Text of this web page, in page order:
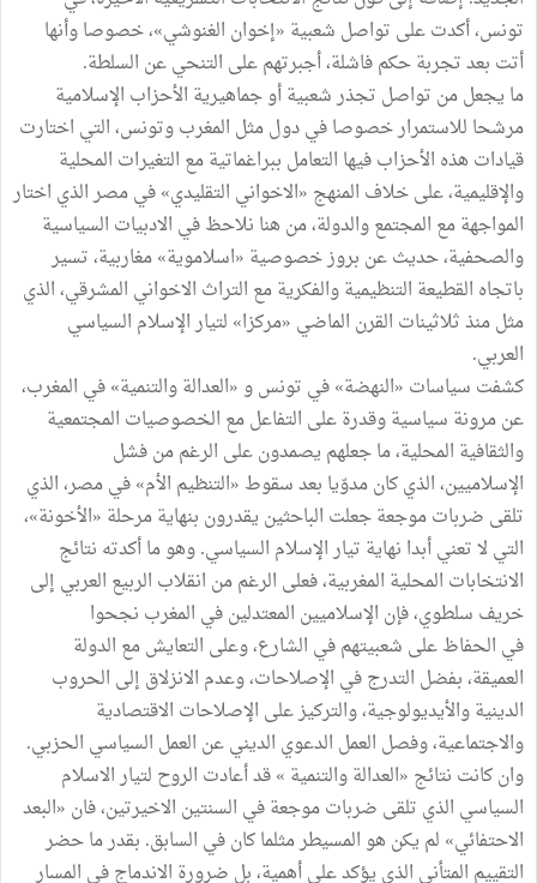
تونس، أكدت على تواصل شعبية «إخوان الغنوشي»، خصوصا وأنها
أتت بعد تجربة حكم فاشلة، أجبرتهم على التنحي عن السلطة.
ما يجعل من تواصل تجذر شعبية أو جماهيرية الأحزاب الإسلامية
مرشحا للاستمرار خصوصا في دول مثل المغرب وتونس، التي اختارت
قيادات هذه الأحزاب فيها التعامل ببراغماتية مع التغيرات المحلية
والإقليمية، على خلاف المنهج «الاخواني التقليدي» في مصر الذي اختار
المواجهة مع المجتمع والدولة، من هنا نلاحظ في الادبيات السياسية
والصحفية، حديث عن بروز خصوصية «اسلاموية» مغاربية، تسير
باتجاه القطيعة التنظيمية والفكرية مع التراث الاخواني المشرقي، الذي
مثل منذ ثلاثينات القرن الماضي «مركزا» لتيار الإسلام السياسي
العربي.
كشفت سياسات «النهضة» في تونس و «العدالة والتنمية» في المغرب،
عن مرونة سياسية وقدرة على التفاعل مع الخصوصيات المجتمعية
والثقافية المحلية، ما جعلهم يصمدون على الرغم من فشل
الإسلاميين، الذي كان مدوّيا بعد سقوط «التنظيم الأم» في مصر، الذي
تلقى ضربات موجعة جعلت الباحثين يقدرون بنهاية مرحلة «الأخونة»،
التي لا تعني أبدا نهاية تيار الإسلام السياسي. وهو ما أكدته نتائج
الانتخابات المحلية المغربية، فعلى الرغم من انقلاب الربيع العربي إلى
خريف سلطوي، فإن الإسلاميين المعتدلين في المغرب نجحوا
في الحفاظ على شعبيتهم في الشارع، وعلى التعايش مع الدولة
العميقة، بفضل التدرج في الإصلاحات، وعدم الانزلاق إلى الحروب
الدينية والأيديولوجية، والتركيز على الإصلاحات الاقتصادية
والاجتماعية، وفصل العمل الدعوي الديني عن العمل السياسي الحزبي.
وان كانت نتائج «العدالة والتنمية » قد أعادت الروح لتيار الاسلام
السياسي الذي تلقى ضربات موجعة في السنتين الاخيرتين، فان «البعد
الاحتفائي» لم يكن هو المسيطر مثلما كان في السابق. بقدر ما حضر
التقييم المتأني الذي يؤكد على أهمية، بل ضرورة الاندماج في المسار